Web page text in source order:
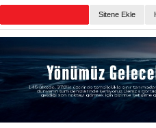
Sitene Ekle